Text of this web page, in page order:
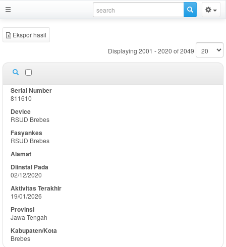
Ekspor hasil
Displaying 2001 - 2020 of 2049
811610
RSUD Brebes
RSUD Brebes
02/12/2020
19/01/2026
Jawa Tengah
Brebes